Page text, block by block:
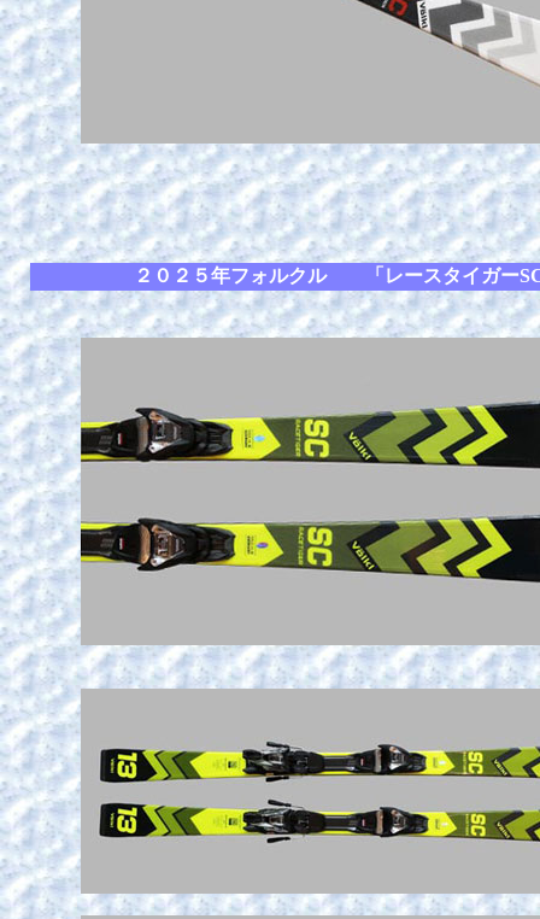
２０２５年フォルクル 「レースタイガー